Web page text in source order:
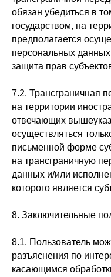
обязан убедиться в
государством, на
предполагается
персональных
защита прав
7.2. Трансграничная
на территории
отвечающих
осуществляться
письменной форме
на трансграничную
данных и/или
которого является
8. Заключительные
8.1. Пользователь
разъяснения по
касающимся